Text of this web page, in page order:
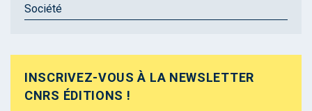
Société
INSCRIVEZ-VOUS À LA NEWSLETTER
CNRS ÉDITIONS !